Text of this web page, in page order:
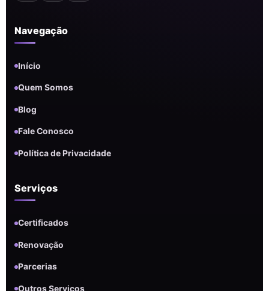
Navegação
Início
Quem Somos
Blog
Fale Conosco
Política de Privacidade
Serviços
Certificados
Renovação
Parcerias
Outros Serviços